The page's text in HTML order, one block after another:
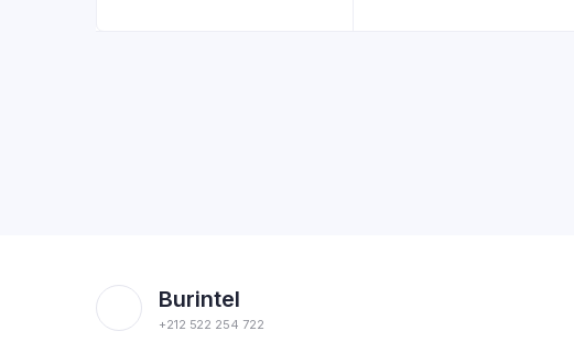
Burintel
+212 522 254 722